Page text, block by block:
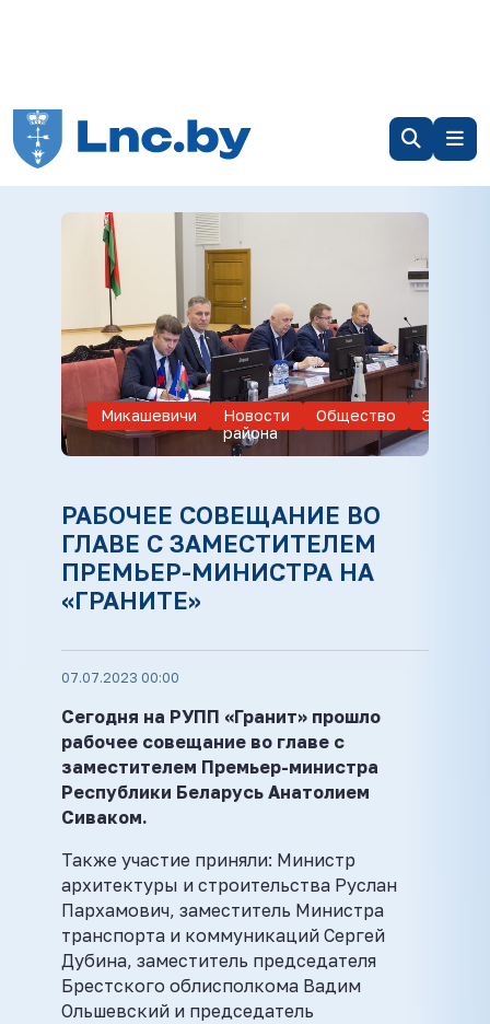
Микашевичи
Новости
района
Общество
РАБОЧЕЕ СОВЕЩАНИЕ ВО
ГЛАВЕ С ЗАМЕСТИТЕЛЕМ
ПРЕМЬЕР-МИНИСТРА НА
«ГРАНИТЕ»
07.07.2023 00:00
Сегодня на РУПП «Гранит» прошло
рабочее совещание во главе с
заместителем Премьер-министра
Республики Беларусь Анатолием
Сиваком.
Также участие приняли: Министр
архитектуры и строительства Руслан
Пархамович, заместитель Министра
транспорта и коммуникаций Сергей
Дубина, заместитель председателя
Брестского облисполкома Вадим
Ольшевский и председатель